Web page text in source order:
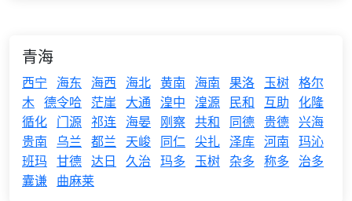
青海
西宁 海东 海西 海北 黄南 海南 果洛 玉树 格尔
木 德令哈 茫崖 大通 湟中 湟源 民和 互助 化隆
循化 门源 祁连 海晏 刚察 共和 同德 贵德 兴海
贵南
乌兰 都兰 天峻 同仁 尖扎 泽库 河南 玛沁
班玛 甘德 达日 久治 玛多 玉树 杂多 称多
治多
囊谦 曲麻莱